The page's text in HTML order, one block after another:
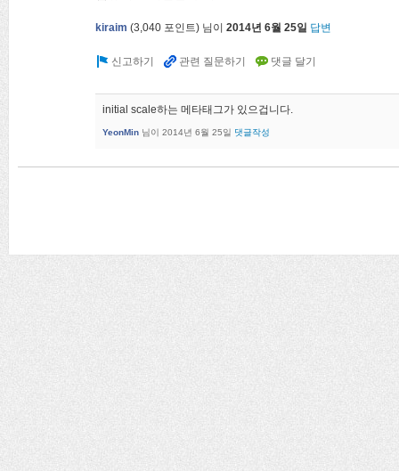
kiraim (3,040 포인트) 님이 2014년 6월 25일 답변
initial scale하는 메타태그가 있으겁니다.
YeonMin 님이 2014년 6월 25일 댓글작성